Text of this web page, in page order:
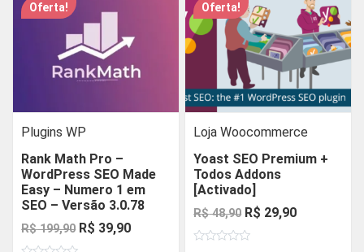
Oferta!
Plugins WP
Rank Math Pro –
WordPress SEO Made
Easy – Numero 1 em
SEO – Versão 3.0.78
R$199,90 O
R$ 39,90O
Oferta!
Loja Woocommerce
Yoast SEO Premium +
Todos Addons
[Activado]
R$48,90 O
preço
R$ 29,90O